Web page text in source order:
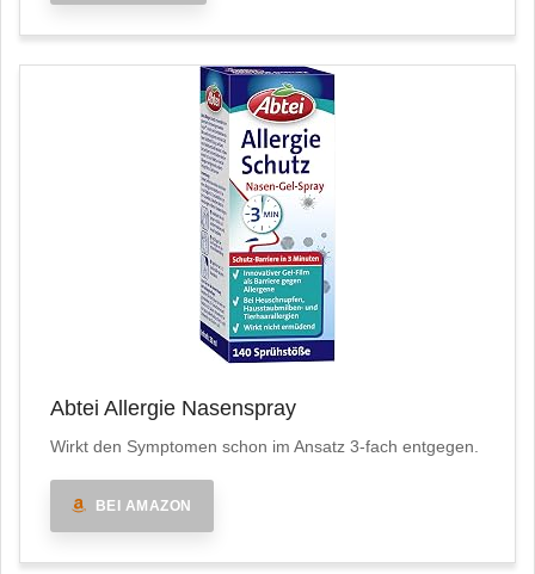
Abtei Allergie Nasenspray
Wirkt den Symptomen schon im Ansatz 3-fach entgegen.
BEI AMAZON